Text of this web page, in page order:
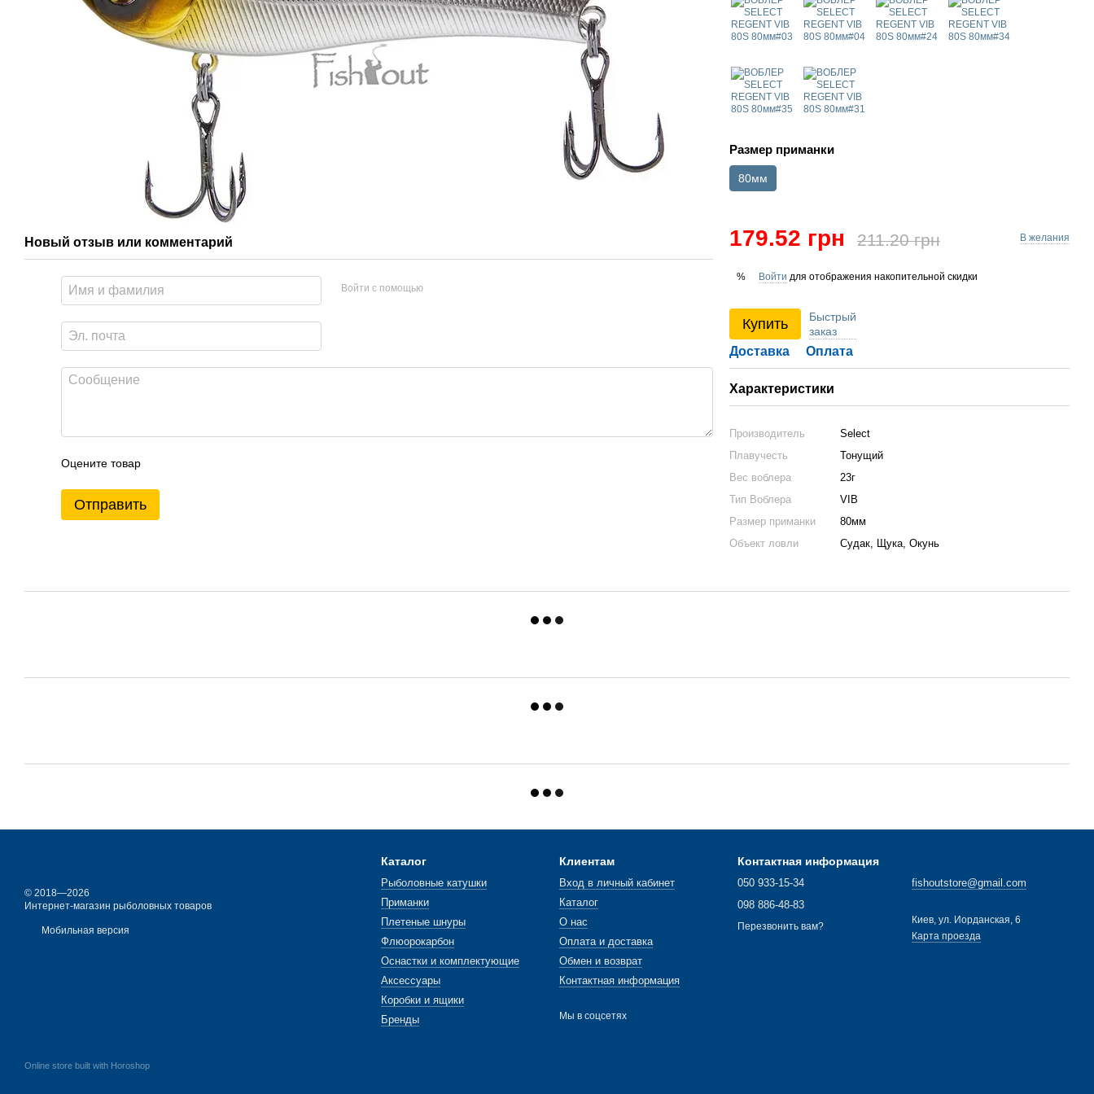
Новый отзыв или комментарий
Войти с помощью
Оцените товар
Отправить
Размер приманки
80мм
179.52 грн 211.20 грн В желания
% Войти для отображения накопительной скидки
Купить
Быстрый
заказ
Доставка Оплата
Характеристики
Производитель
Select
Плавучесть
Тонущий
Вес воблера
23г
Тип Воблера
VIB
Размер приманки
80мм
Объект ловли
Судак, Щука, Окунь
© 2018—2026
Интернет-магазин рыболовных товаров
Мобильная версия
Online store built with Horoshop
Каталог
Рыболовные катушки
Приманки
Плетеные шнуры
Флюорокарбон
Оснастки и комплектующие
Аксессуары
Коробки и ящики
Бренды
Клиентам
Вход в личный кабинет
Каталог
О нас
Оплата и доставка
Обмен и возврат
Контактная информация
Мы в соцсетях
Контактная информация
050 933-15-34
098 886-48-83
Перезвонить вам?
fishoutstore@gmail.com
Киев, ул. Иорданская, 6
Карта проезда